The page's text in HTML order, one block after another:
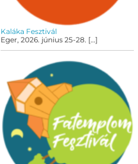
Kaláka Fesztivál
Eger, 2026. június 25-28. […]